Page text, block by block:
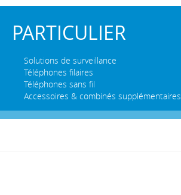
PARTICULIER
Solutions de surveillance
Téléphones filaires
Téléphones sans fil
Accessoires & combinés supplémentaires